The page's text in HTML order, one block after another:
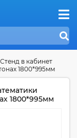
Стенд в кабинет
1800*995мм
1800*995мм